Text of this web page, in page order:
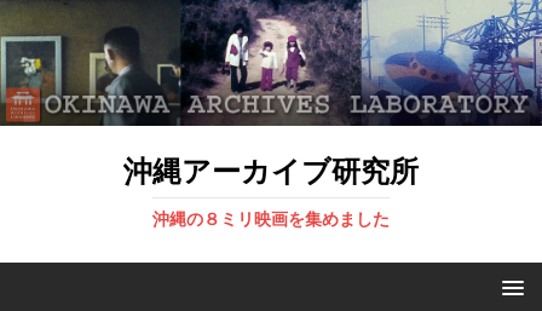
沖縄アーカイブ研究所
沖縄の８ミリ映画を集めました